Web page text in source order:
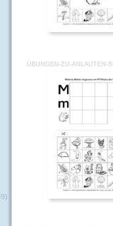
ÜBUNGEN-ZU-ANLAUTEN-